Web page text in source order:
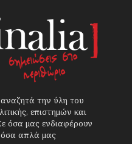
την ύλη του
επιστημών και
όσα μας ενδιαφέρουν
όσα απλά μας